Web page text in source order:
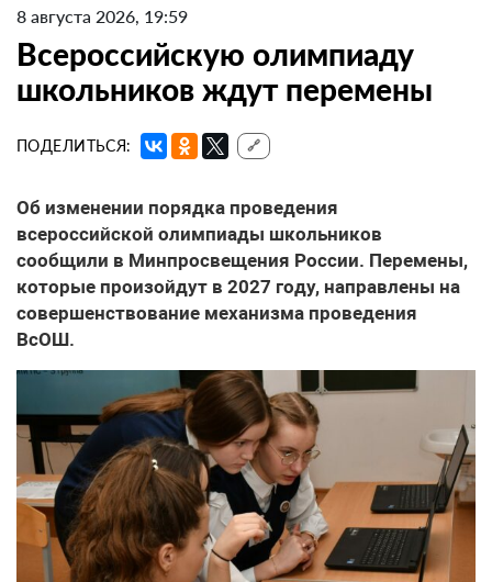
8 августа 2026, 19:59
Всероссийскую олимпиаду
школьников ждут перемены
ПОДЕЛИТЬСЯ: 🔗
Об изменении порядка проведения
всероссийской олимпиады школьников
сообщили в Минпросвещения России. Перемены,
которые произойдут в 2027 году, направлены на
совершенствование механизма проведения
ВсОШ.